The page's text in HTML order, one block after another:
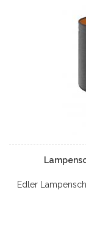
Edler